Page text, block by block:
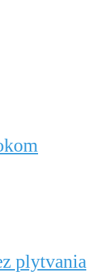
plytvania